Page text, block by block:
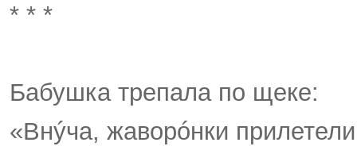
* * *
Бабушка трепала по щеке:
«Внýча, жаворóнки